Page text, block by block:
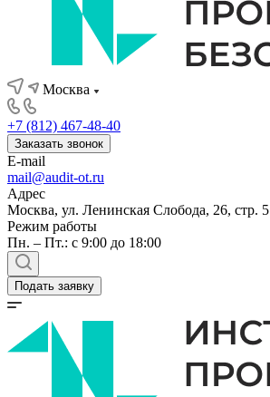
Москва
+7 (812) 467-48-40
Заказать звонок
E-mail
mail@audit-ot.ru
Адрес
Москва, ул. Ленинская Слобода, 26, стр. 5
Режим работы
Пн. – Пт.: с 9:00 до 18:00
Подать заявку